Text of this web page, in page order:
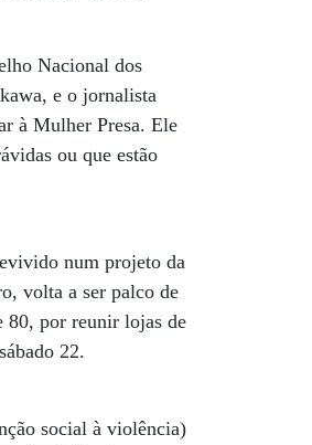
Nacional dos
e o jornalista
à Mulher Presa. Ele
ou que estão
num projeto da
volta a ser palco de
80, por reunir lojas de
22.
social à violência)